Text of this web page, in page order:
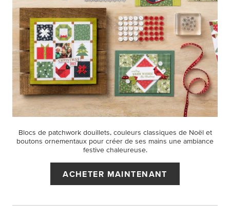
Blocs de patchwork douillets, couleurs classiques de Noël et
boutons ornementaux pour créer de ses mains une ambiance
festive chaleureuse.
ACHETER MAINTENANT